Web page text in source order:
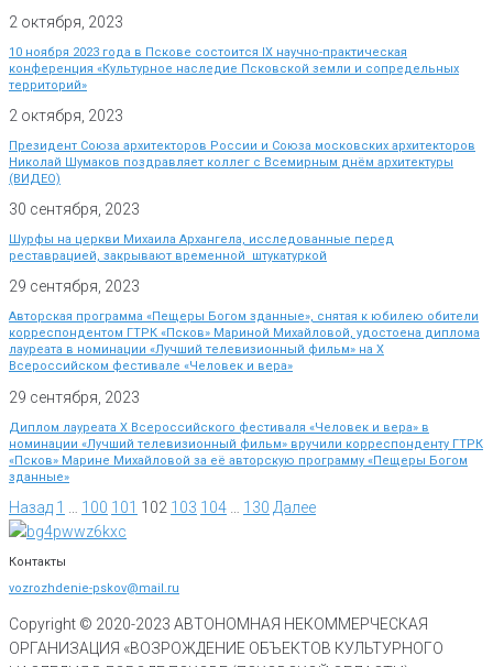
2 октября, 2023
10 ноября 2023 года в Пскове состоится IX научно-практическая
конференция «Культурное наследие Псковской земли и сопредельных
территорий»
2 октября, 2023
Президент Союза архитекторов России и Союза московских архитекторов
Николай Шумаков поздравляет коллег с Всемирным днём архитектуры
(ВИДЕО)
30 сентября, 2023
Шурфы на церкви Михаила Архангела, исследованные перед
реставрацией, закрывают временной штукатуркой
29 сентября, 2023
Авторская программа «Пещеры Богом зданные», снятая к юбилею обители
корреспондентом ГТРК «Псков» Мариной Михайловой, удостоена диплома
лауреата в номинации «Лучший телевизионный фильм» на Х
Всероссийском фестивале «Человек и вера»
29 сентября, 2023
Диплом лауреата X Всероссийского фестиваля «Человек и вера» в
номинации «Лучший телевизионный фильм» вручили корреспонденту ГТРК
«Псков» Марине Михайловой за её авторскую программу «Пещеры Богом
зданные»
Назад 1 100 101 102 103 104 130 Далее
Контакты
vozrozhdenie-pskov@mail.ru
Copyright © 2020-2023 АВТОНОМНАЯ НЕКОММЕРЧЕСКАЯ
ОРГАНИЗАЦИЯ «ВОЗРОЖДЕНИЕ ОБЪЕКТОВ КУЛЬТУРНОГО